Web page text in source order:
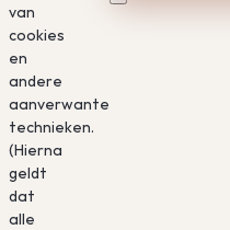
van
cookies
en
andere
aanverwante
technieken.
(Hierna
geldt
dat
alle